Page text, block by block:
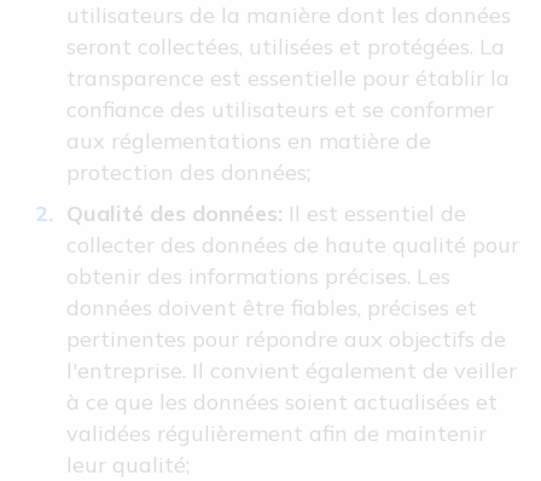
utilisateurs de la manière dont les données
seront collectées, utilisées et protégées. La
transparence est essentielle pour établir la
confiance des utilisateurs et se conformer
aux réglementations en matière de
protection des données;
Qualité des données: Il est essentiel de
collecter des données de haute qualité pour
obtenir des informations précises. Les
données doivent être fiables, précises et
pertinentes pour répondre aux objectifs de
l'entreprise. Il convient également de veiller
à ce que les données soient actualisées et
validées régulièrement afin de maintenir
leur qualité;